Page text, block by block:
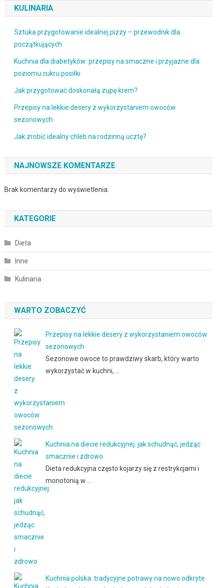
KULINARIA
Sztuka przygotowanie idealnej pizzy – przewodnik dla
początkujących
Kuchnia dla diabetyków: przepisy na smaczne i przyjazne dla
poziomu cukru posiłki
Jak przygotować doskonałą zupę krem?
Przepisy na lekkie desery z wykorzystaniem owoców
sezonowych
Jak zrobić idealny chleb na rodzinną ucztę?
NAJNOWSZE KOMENTARZE
Brak komentarzy do wyświetlenia.
KATEGORIE
Dieta
Inne
Kulinaria
WARTO ZOBACZYĆ
Przepisy na lekkie desery z wykorzystaniem owoców
sezonowych
Sezonowe owoce to prawdziwy skarb, który warto
wykorzystać w kuchni, …
Kuchnia na diecie redukcyjnej: jak schudnąć, jedząc
smacznie i zdrowo
Dieta redukcyjna często kojarzy się z restrykcjami i
monotonią w …
Kuchnia polska: tradycyjne potrawy na nowo odkryte